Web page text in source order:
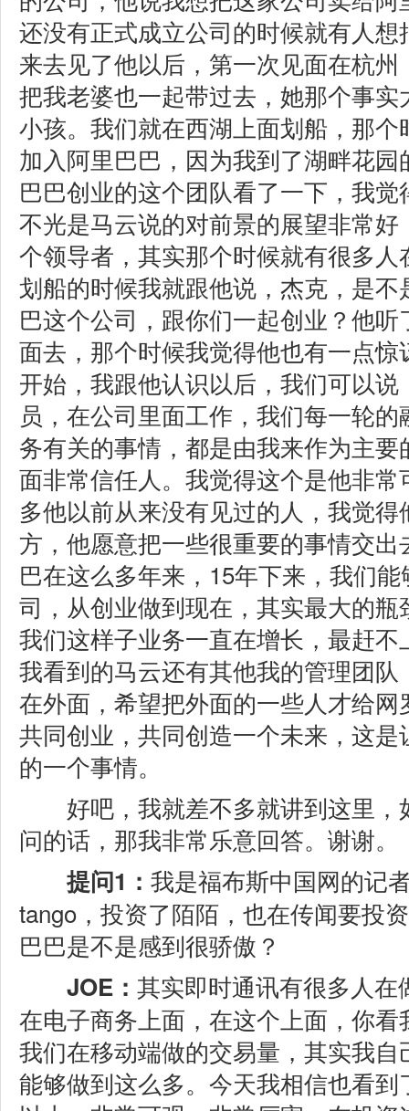
还没有正式成立公司的时候就有人
来去见了他以后，第一次见面在杭
把我老婆也一起带过去，她那个事
小孩。我们就在西湖上面划船，那
加入阿里巴巴，因为我到了湖畔花
巴巴创业的这个团队看了一下，我
不光是马云说的对前景的展望非常
个领导者，其实那个时候就有很多
划船的时候我就跟他说，杰克，是
巴这个公司，跟你们一起创业？他
面去，那个时候我觉得他也有一点
开始，我跟他认识以后，我们可以
员，在公司里面工作，我们每一轮
务有关的事情，都是由我来作为主
面非常信任人。我觉得这个是他非
多他以前从来没有见过的人，我觉
方，他愿意把一些很重要的事情交
巴在这么多年来，15年下来，我们
司，从创业做到现在，其实最大的
我们这样子业务一直在增长，最赶
我看到的马云还有其他我的管理团
在外面，希望把外面的一些人才给
共同创业，共同创造一个未来，这
的一个事情。
好吧，我就差不多就讲到这里，
问的话，那我非常乐意回答。谢谢。
提问1： 我是福布斯中国网的记
tango，投资了陌陌，也在传闻要投
巴巴是不是感到很骄傲？
JOE： 其实即时通讯有很多人
在电子商务上面，在这个上面，你
我们在移动端做的交易量，其实我
能够做到这么多。今天我相信也看